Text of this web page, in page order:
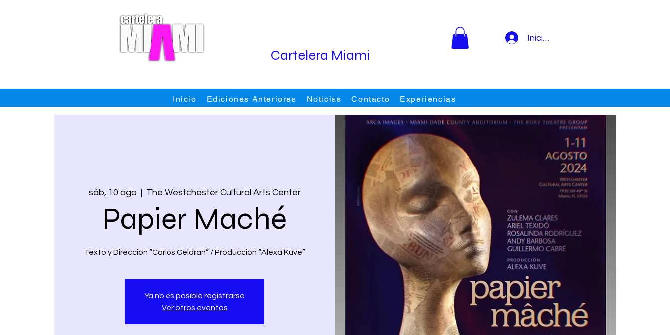
Cartelera Miami
Iniciar sesión
Inicio Ediciones Anteriores Noticias Contacto Experiencias
sáb, 10 ago
  |
The Westchester Cultural Arts Center
Papier Maché
Texto y Dirección “Carlos Celdran” / Producción “Alexa Kuve”
Ya no es posible registrarse
Ver otros eventos